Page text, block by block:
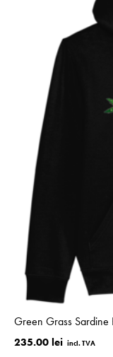
Green Grass
235.00 lei